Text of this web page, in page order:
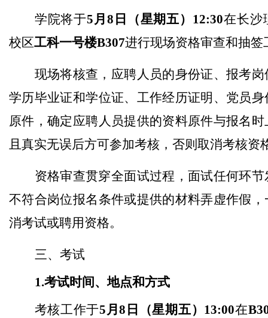
学院将于5月 8 日（星期五） 12:30在长沙
校区工科一号楼B307进行现场资格审查和抽签
现场将核查，应聘人员的身份证、报考
学历毕业证和学位证、工作经历证明、党员
原件，确定应聘人员提供的资料原件与报名
且真实无误后方可参加考核，否则取消考核资
资格审查贯穿全面试过程，面试任何环
不符合岗位报名条件或提供的材料弄虚作假
消考试或聘用资格。
三、考试
1.考试时间、地点和方式
考核工作于5月8日（星期五）13:00在